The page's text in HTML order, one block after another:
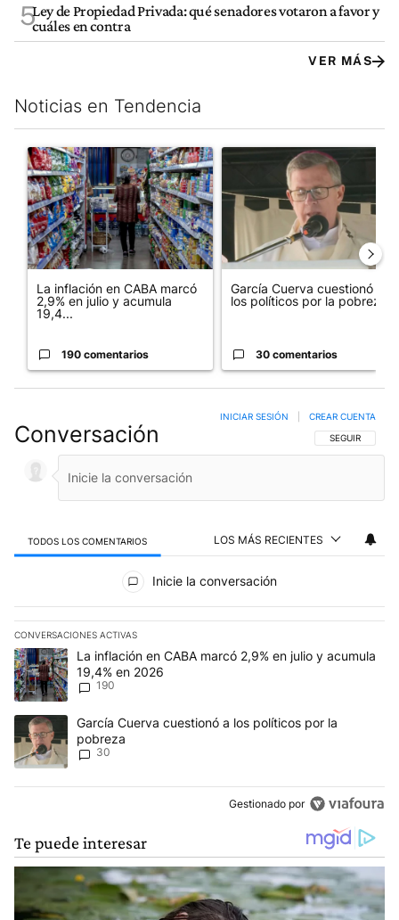
5Ley de Propiedad Privada: qué senadores votaron a favor y
cuáles en contra
VER MÁS
Noticias en Tendencia
Este listado muestra los artículos con más comentarios en los
Un artículo de tendencia con el título "La inflación en CABA
La inflación en CABA marcó
2,9% en julio y acumula
19,4...
190 comentarios
Un artículo de tendencia con
García Cuerva cuestionó a
los políticos por la pobreza
30 comentarios
Conversación SIGA ESTA
SEGUIR
INICIAR SESIÓN CREAR CUENTA
TODOS LOS COMENTARIOS LOS MÁS RECIENTES
Inicie la conversación
CONVERSACIONES ACTIVAS
Este listado muestra los artículos con más comentarios en los
Un artículo de tendencia con el título "La inflación en CABA
La inflación en CABA marcó 2,9% en julio y acumula
19,4% en 2026
190
Un artículo de tendencia con el título "García Cuerva cuestionó
García Cuerva cuestionó a los políticos por la
pobreza
30
Gestionado por